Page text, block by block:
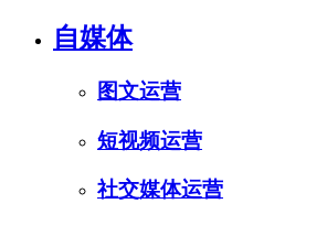
自媒体
图文运营
短视频运营
社交媒体运营